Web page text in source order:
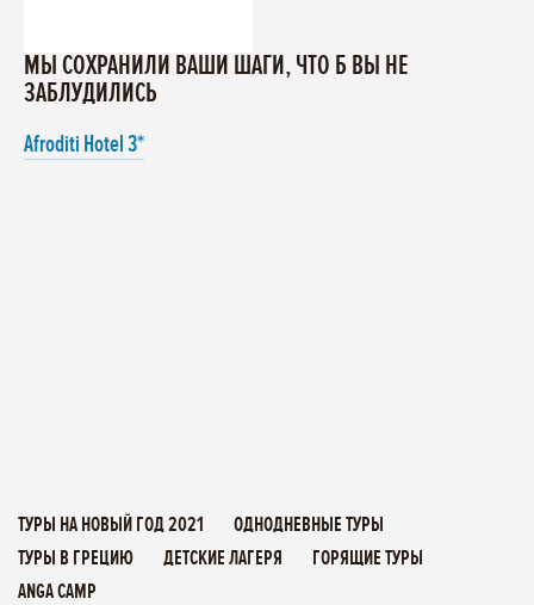
МЫ СОХРАНИЛИ ВАШИ ШАГИ, ЧТО Б ВЫ НЕ
ЗАБЛУДИЛИСЬ
Afroditi Hotel 3*
ТУРЫ НА НОВЫЙ ГОД 2021
ОДНОДНЕВНЫЕ ТУРЫ
ТУРЫ В ГРЕЦИЮ
ДЕТСКИЕ ЛАГЕРЯ
ГОРЯЩИЕ ТУРЫ
ANGA CAMP